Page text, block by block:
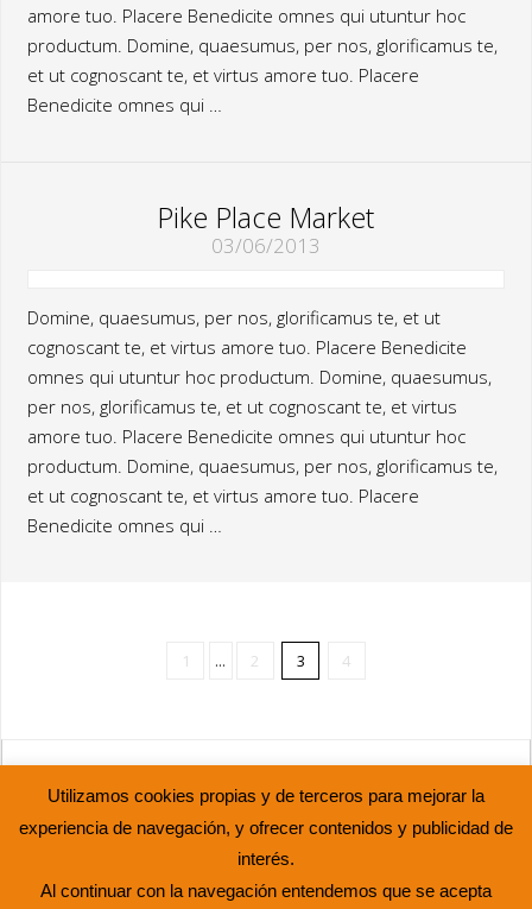
amore tuo. Placere Benedicite omnes qui utuntur hoc
productum. Domine, quaesumus, per nos, glorificamus te,
et ut cognoscant te, et virtus amore tuo. Placere
Benedicite omnes qui …
Pike Place Market
03/06/2013
Domine, quaesumus, per nos, glorificamus te, et ut
cognoscant te, et virtus amore tuo. Placere Benedicite
omnes qui utuntur hoc productum. Domine, quaesumus,
per nos, glorificamus te, et ut cognoscant te, et virtus
amore tuo. Placere Benedicite omnes qui utuntur hoc
productum. Domine, quaesumus, per nos, glorificamus te,
et ut cognoscant te, et virtus amore tuo. Placere
Benedicite omnes qui …
1 ... 2 3 4
PARTICIPACIÓN
LA ESCUELA VOLUNTARIADO
RRHH
AVISO LEGAL POLÍTICA DE PRIVACIDAD
Utilizamos cookies propias y de terceros para mejorar la
experiencia de navegación, y ofrecer contenidos y publicidad de
interés.
Al continuar con la navegación entendemos que se acepta